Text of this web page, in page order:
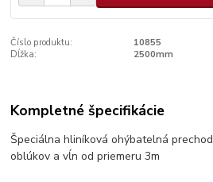
Číslo produktu:
10855
Dĺžka:
2500mm
Kompletné špecifikácie
Špeciálna hliníková ohýbatelná
oblúkov a vĺn od priemeru 3m